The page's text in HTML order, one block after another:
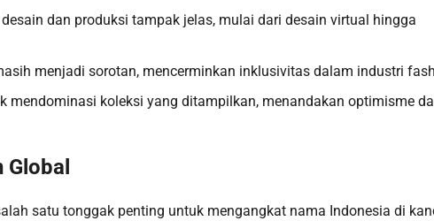
dan produksi tampak jelas, mulai dari desain virtual hingga
menjadi sorotan, mencerminkan inklusivitas dalam industri
mendominasi koleksi yang ditampilkan, menandakan optimisme
satu tonggak penting untuk mengangkat nama Indonesia di